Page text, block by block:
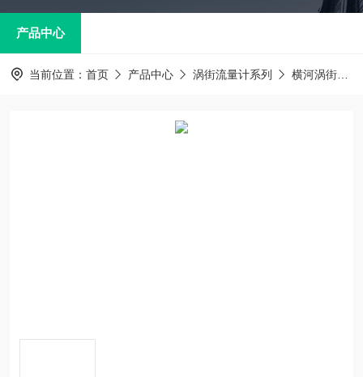
产品中心
当前位置： 首页 产品中心 涡街流量计系列 横河涡街流量计